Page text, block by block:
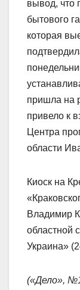
вывод, что
бытового
которая
пришла на
привело к
Центра
области
Киоск на
Владимир
областной
Украина»
(«Дело»,